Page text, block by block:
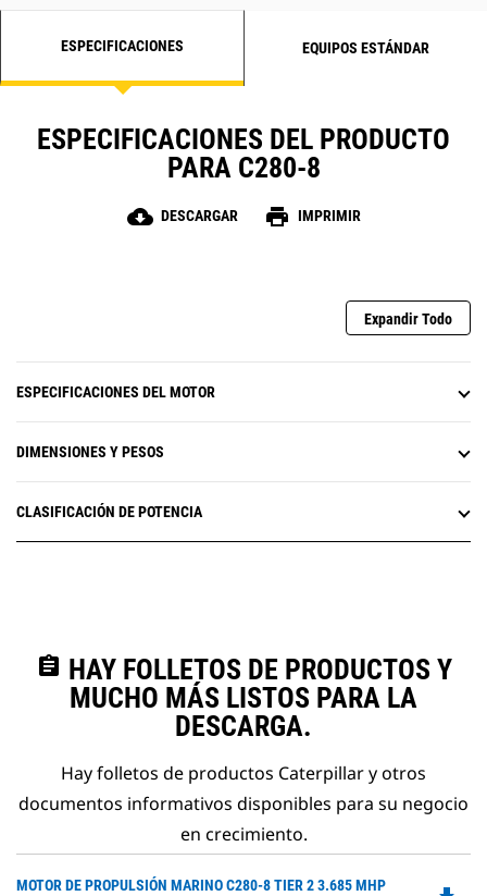
ESPECIFICACIONES EQUIPOS ESTÁNDAR
ESPECIFICACIONES DEL PRODUCTO
PARA C280-8
cloud_download DESCARGAR print IMPRIMIR
Expandir Todo
ESPECIFICACIONES DEL MOTOR
DIMENSIONES Y PESOS
CLASIFICACIÓN DE POTENCIA
assignment HAY FOLLETOS DE PRODUCTOS Y
MUCHO MÁS LISTOS PARA LA
DESCARGA.
Hay folletos de productos Caterpillar y otros
documentos informativos disponibles para su negocio
en crecimiento.
MOTOR DE PROPULSIÓN MARINO C280-8 TIER 2 3.685 MHP